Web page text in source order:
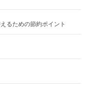
るための節約ポイント